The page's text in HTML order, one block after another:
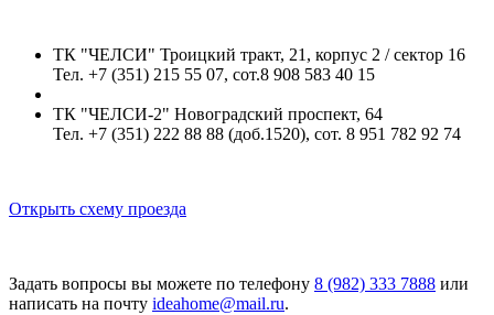
ТК "ЧЕЛСИ" Троицкий тракт, 21, корпус 2 / сектор 16
Тел. +7 (351) 215 55 07, сот.8 908 583 40 15
ТК "ЧЕЛСИ-2" Новоградский проспект, 64
Тел. +7 (351) 222 88 88 (доб.1520), сот. 8 951 782 92 74
Открыть схему проезда
Задать вопросы вы можете по телефону 8 (982) 333 7888 или
написать на почту ideahome@mail.ru.